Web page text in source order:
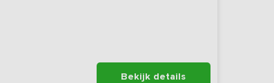
Bekijk details